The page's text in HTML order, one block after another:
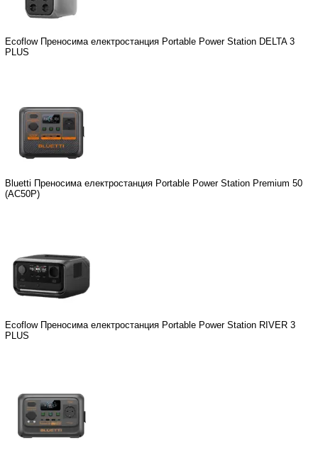
Ecoflow Преносима електростанция Portable Power Station DELTA 3
PLUS
Bluetti Преносима електростанция Portable Power Station Premium 50
(AC50P)
Ecoflow Преносима електростанция Portable Power Station RIVER 3
PLUS